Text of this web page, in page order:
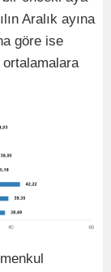
Aralık ayına
göre ise